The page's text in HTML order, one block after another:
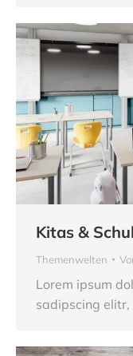
Kitas &
Themenwelten
Lorem ipsum
sadipscing